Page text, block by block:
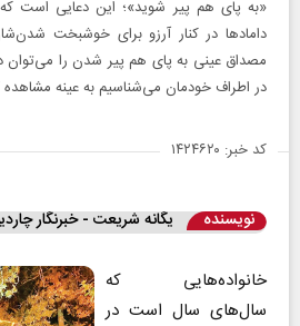
«به پای هم پیر شوید»؛ این دعایی است
دامادها در کنار آرزو برای خوشبخت
مصداق عینی به پای هم پیر شدن را می‌توان
در اطراف خودمان می‌شناسیم به عینه مشاهده
کد خبر: ۱۴۲۴۶۲۰
نویسنده یگانه شریعت - خبرنگار
خانواده‌هایی که
سال‌های سال است در